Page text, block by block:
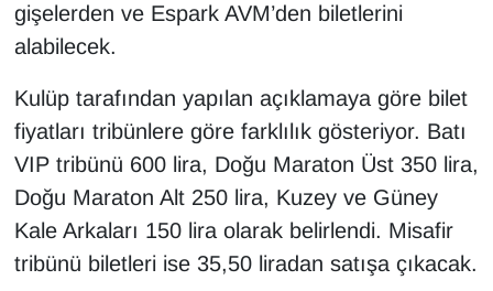
gişelerden ve Espark AVM’den biletlerini
alabilecek.
Kulüp tarafından yapılan açıklamaya göre bilet
fiyatları tribünlere göre farklılık gösteriyor. Batı
VIP tribünü 600 lira, Doğu Maraton Üst 350 lira,
Doğu Maraton Alt 250 lira, Kuzey ve Güney
Kale Arkaları 150 lira olarak belirlendi. Misafir
tribünü biletleri ise 35,50 liradan satışa çıkacak.